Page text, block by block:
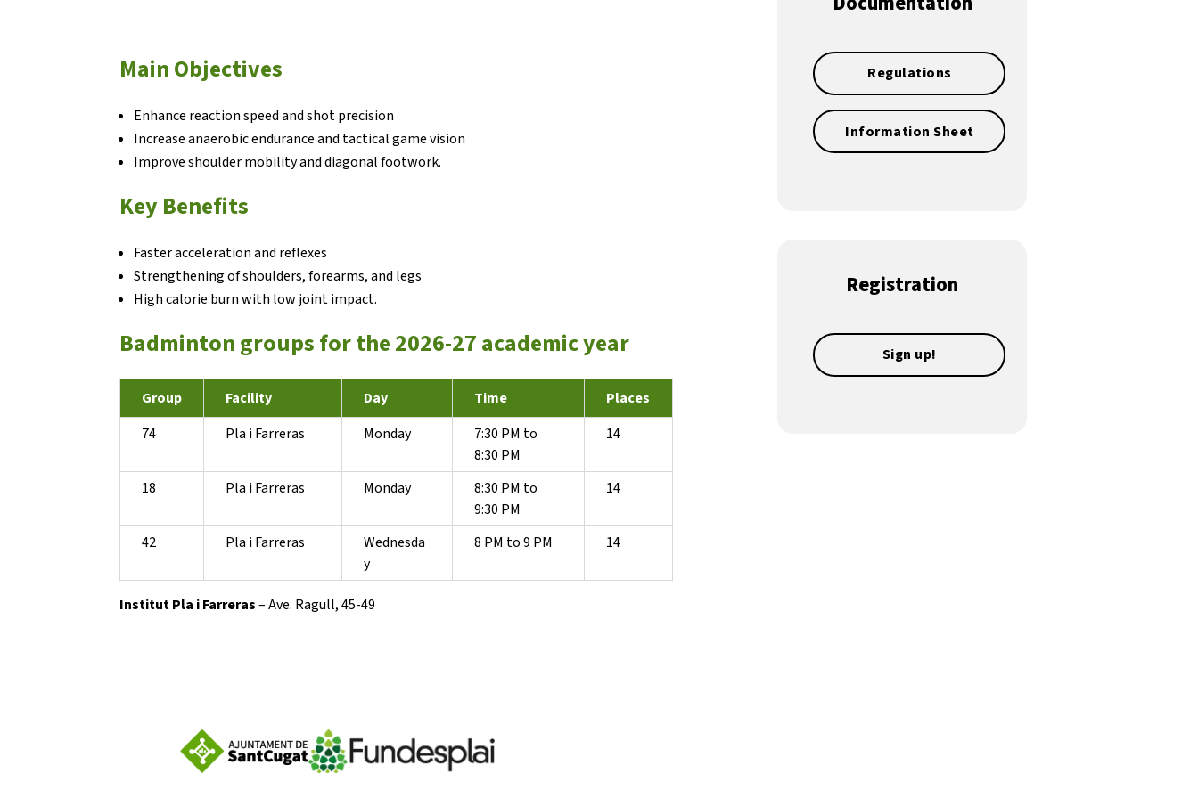
Main Objectives
Enhance reaction speed and shot precision
Increase anaerobic endurance and tactical game vision
Improve shoulder mobility and diagonal footwork.
Key Benefits
Faster acceleration and reflexes
Strengthening of shoulders, forearms, and legs
High calorie burn with low joint impact.
Badminton groups for the 2026-27 academic year
Group Facility Day Time
Places
74
Pla i Farreras Monday
7:30 PM to
8:30 PM
14
18 Pla i Farreras Monday
8:30 PM to
9:30 PM
14
42 Pla i Farreras
Wednesda
y
8 PM to 9 PM 14
Institut Pla i Farreras– Ave. Ragull, 45-49
Regulations
Information Sheet
Registration
Sign up!